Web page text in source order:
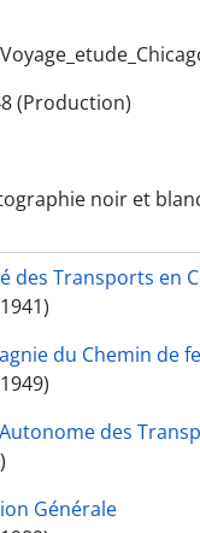
1942-1978
1947-1977
1958-1961
1945-1983
1994
et du RER,
et fonction
et Comité
1969-2008
1963-2000
2009
de la
(Production)
noir et
des Transports en
du Chemin de
des
Générale